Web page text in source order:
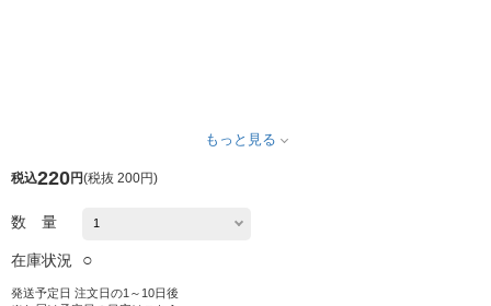
もっと見る
税込220円(税抜 200円)
数 量
在庫状況 ○
発送予定日 注文日の1～10日後